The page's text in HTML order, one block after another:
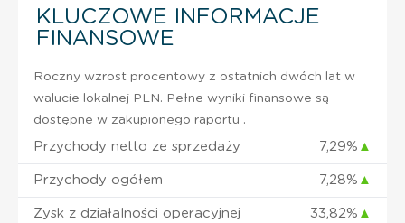
KLUCZOWE INFORMACJE
FINANSOWE
Roczny wzrost procentowy z ostatnich dwóch lat w
walucie lokalnej PLN. Pełne wyniki finansowe są
dostępne w zakupionego raportu .
Przychody netto ze sprzedaży 7,29% ▲
Przychody ogółem 7,28% ▲
Zysk z działalności operacyjnej 33,82% ▲